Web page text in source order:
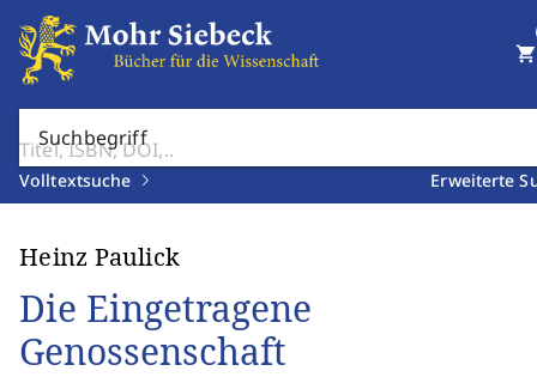
Suchbegriff
Volltextsuche Erweiterte
shopping_cart
Heinz Paulick
Die Eingetragene
Genossenschaft